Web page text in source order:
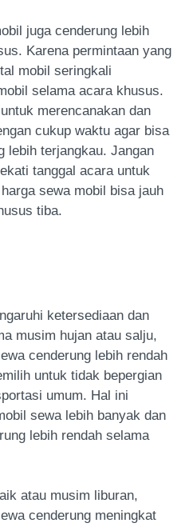
juga cenderung lebih
Karena permintaan yang
mobil seringkali
selama acara khusus.
merencanakan dan
cukup waktu agar bisa
lebih terjangkau. Jangan
tanggal acara untuk
sewa mobil bisa jauh
tiba.
ketersediaan dan
musim hujan atau salju,
cenderung lebih rendah
untuk tidak bepergian
umum. Hal ini
sewa lebih banyak dan
lebih rendah selama
atau musim liburan,
cenderung meningkat